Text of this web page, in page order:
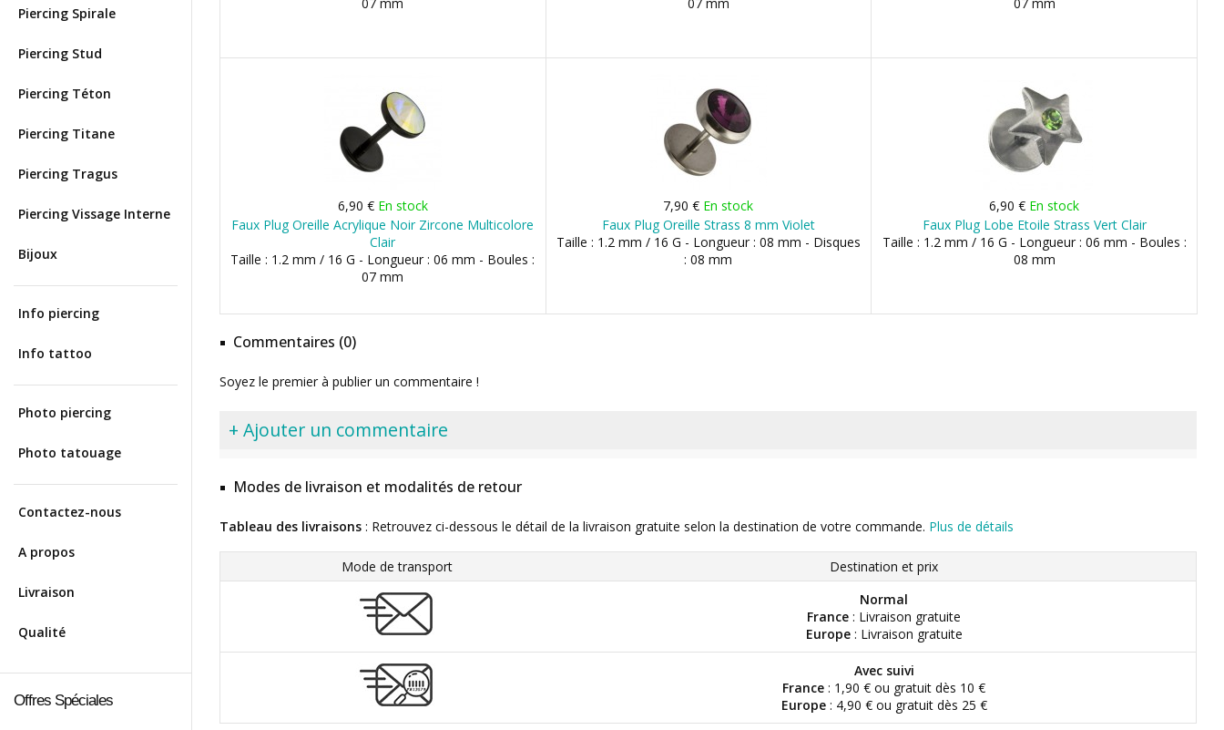
Piercing Spirale
Piercing Stud
Piercing Téton
Piercing Titane
Piercing Tragus
Piercing Vissage Interne
Bijoux
Info piercing
Info tattoo
Photo piercing
Photo tatouage
Contactez-nous
A propos
Livraison
Qualité
Offres Spéciales
6,90 € En stock
Faux Plug Oreille Acrylique Noir Zircone Multicolore
Clair
Taille : 1.2 mm / 16 G - Longueur : 06 mm - Boules :
07 mm
7,90 € En stock
Faux Plug Oreille Strass 8 mm Violet
Taille : 1.2 mm / 16 G - Longueur : 08 mm - Disques
: 08 mm
6,90 € En stock
Faux Plug Lobe Etoile Strass Vert Clair
Taille : 1.2 mm / 16 G - Longueur : 06 mm - Boules :
08 mm
Commentaires (0)
Soyez le premier à publier un commentaire !
+ Ajouter un commentaire
Modes de livraison et modalités de retour
Tableau des livraisons : Retrouvez ci-dessous le détail de la livraison gratuite selon la destination de votre commande. Plus de détails
Mode de transport
Destination et prix
Normal
France : Livraison gratuite
Europe: Livraison gratuite
Avec suivi
France : 1,90 € ou gratuit dès 10 €
Europe: 4,90 € ou gratuit dès 25 €